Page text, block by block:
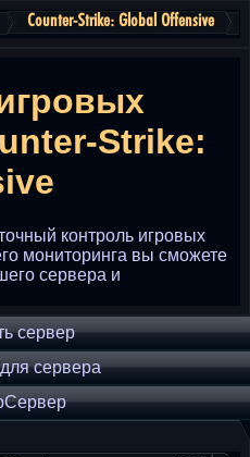
Counter-Strike: Global Offensive
Strike:
контроль игровых
мониторинга вы сможете
сервера и
сервер
сервера